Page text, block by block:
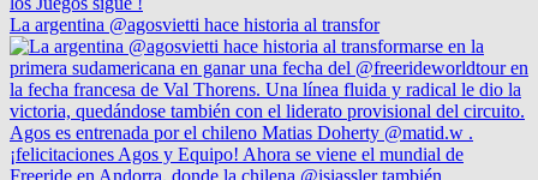
La argentina @agosvietti hace historia al transfor